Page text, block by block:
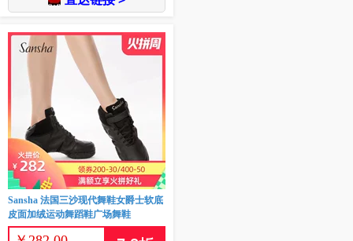
Sansha 法国三沙现代舞鞋女爵士软底
皮面加绒运动舞蹈鞋广场舞鞋